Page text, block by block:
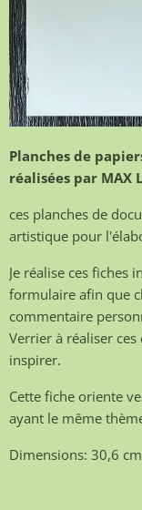
Planches de
réalisées par MAX
ces planches de
artistique pour
Je réalise ces fiches
formulaire afin que
commentaire
Verrier à réaliser
inspirer.
Cette fiche oriente
ayant le même
Dimensions: 30,6